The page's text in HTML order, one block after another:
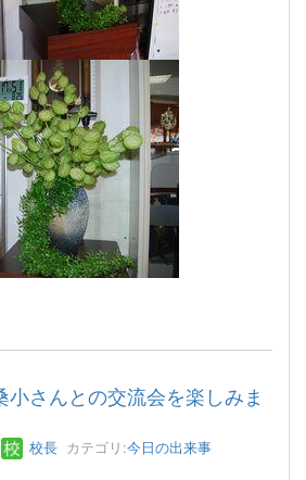
さんとの交流会を楽しみま
校長 カテゴリ:今日の出来事